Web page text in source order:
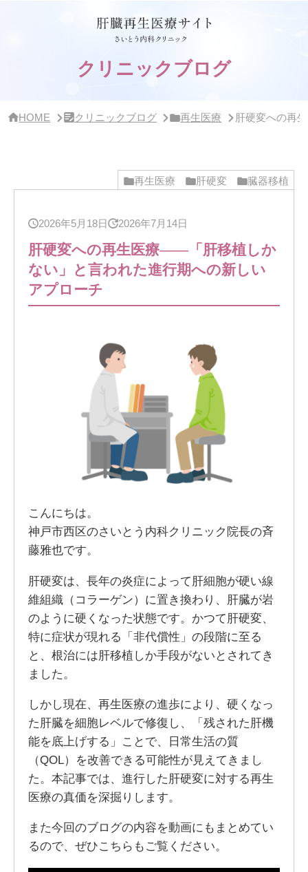
クリニックブログ
HOME クリニックブログ 再生医療 肝硬変への再
再生医療 肝硬変 臓器移植
2026年5月18日 2026年7月14日
肝硬変への再生医療——「肝移植しか
ない」と言われた進行期への新しい
アプローチ
こんにちは。
神戸市西区のさいとう内科クリニック院長の斉
藤雅也です。
肝硬変は、長年の炎症によって肝細胞が硬い線
維組織（コラーゲン）に置き換わり、肝臓が岩
のように硬くなった状態です。かつて肝硬変、
特に症状が現れる「非代償性」の段階に至る
と、根治には肝移植しか手段がないとされてき
ました。
しかし現在、再生医療の進歩により、硬くなっ
た肝臓を細胞レベルで修復し、「残された肝機
能を底上げする」ことで、日常生活の質
（QOL）を改善できる可能性が見えてきまし
た。本記事では、進行した肝硬変に対する再生
医療の真価を深掘りします。
また今回のブログの内容を動画にもまとめてい
るので、ぜひこちらもご覧ください。